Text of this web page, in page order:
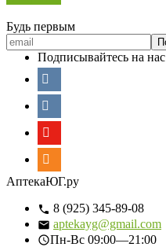
Будь первым
Подписывайтесь на нас
АптекаЮГ.ру
8 (925) 345-89-08
aptekayg@gmail.com
Пн-Вс 09:00—21:00